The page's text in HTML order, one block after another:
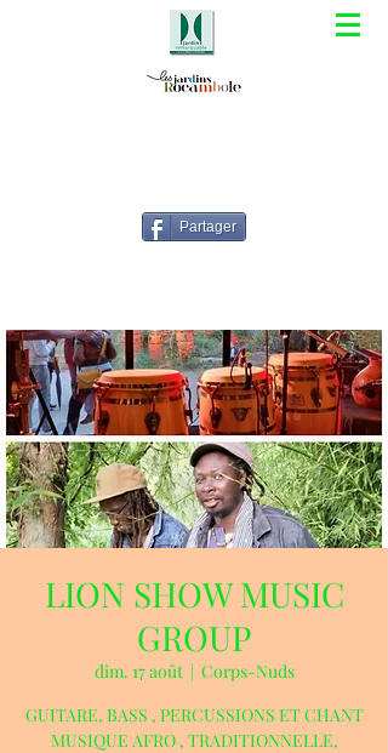
Partager
LION SHOW MUSIC
GROUP
dim. 17 août
  |
Corps-Nuds
GUITARE, BASS , PERCUSSIONS ET CHANT
MUSIQUE AFRO , TRADITIONNELLE,